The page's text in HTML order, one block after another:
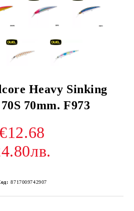
Heavy Sinking
70mm. F973
8717009742907